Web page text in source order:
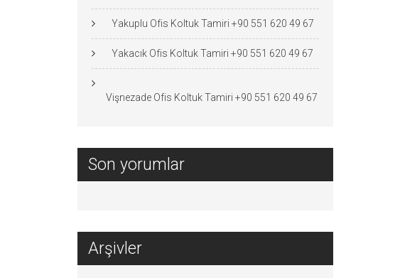
Yakuplu Ofis Koltuk Tamiri +90 551 620 49 67
Yakacık Ofis Koltuk Tamiri +90 551 620 49 67
Vişnezade Ofis Koltuk Tamiri +90 551 620 49 67
Son yorumlar
Arşivler